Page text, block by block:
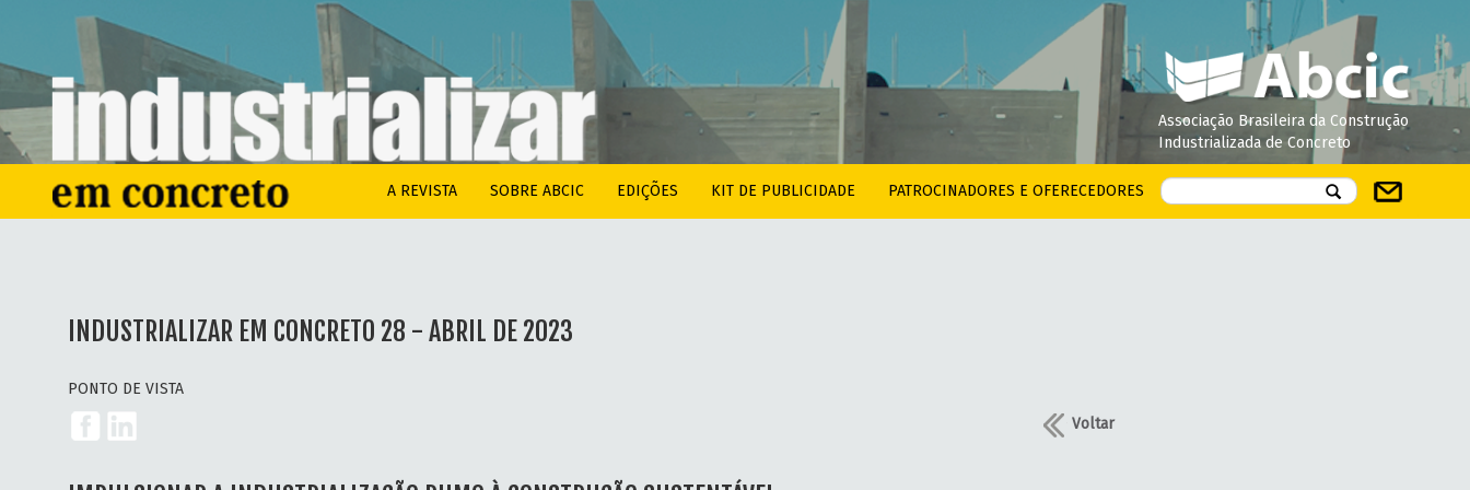
Associação Brasileira da Construção
Industrializada de Concreto
A REVISTA SOBRE ABCIC EDIÇÕES KIT DE PUBLICIDADE PATROCINADORES E OFERECEDORES
INDUSTRIALIZAR EM CONCRETO 28 - ABRIL DE 2023
PONTO DE VISTA
Voltar